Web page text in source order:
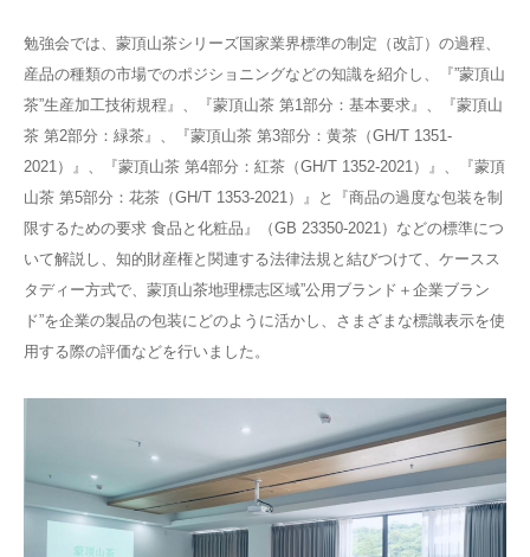
勉強会では、蒙頂山茶シリーズ国家業界標準の制定（改訂）の過程、
産品の種類の市場でのポジショニングなどの知識を紹介し、『”蒙頂山
茶”生産加工技術規程』、『蒙頂山茶 第1部分：基本要求』、『蒙頂山
茶 第2部分：緑茶』、『蒙頂山茶 第3部分：黄茶（GH/T 1351-
2021）』、『蒙頂山茶 第4部分：紅茶（GH/T 1352-2021）』、『蒙頂
山茶 第5部分：花茶（GH/T 1353-2021）』と『商品の過度な包装を制
限するための要求 食品と化粧品』（GB 23350-2021）などの標準につ
いて解説し、知的財産権と関連する法律法規と結びつけて、ケースス
タディー方式で、蒙頂山茶地理標志区域”公用ブランド＋企業ブラン
ド”を企業の製品の包装にどのように活かし、さまざまな標識表示を使
用する際の評価などを行いました。